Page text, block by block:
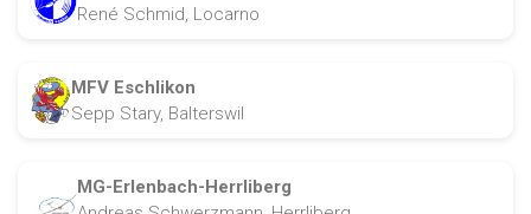
René Schmid, Locarno
MFV Eschlikon
Sepp Stary, Balterswil
MG-Erlenbach-Herrliberg